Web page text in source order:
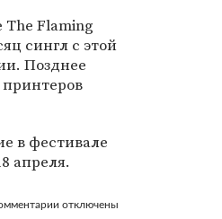
The Flaming
сингл с этой
Позднее
в фестивале
апреля.
отключены